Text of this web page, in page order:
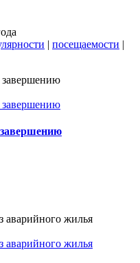
| посещаемости |
завершению